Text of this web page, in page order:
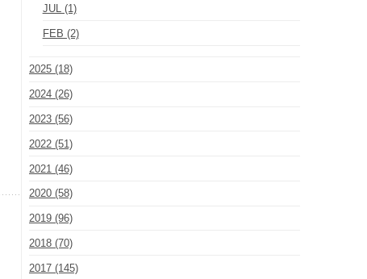
JUL (1)
FEB (2)
2025 (18)
2024 (26)
2023 (56)
2022 (51)
2021 (46)
2020 (58)
2019 (96)
2018 (70)
2017 (145)